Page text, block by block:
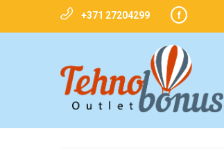
+371 27204299 f